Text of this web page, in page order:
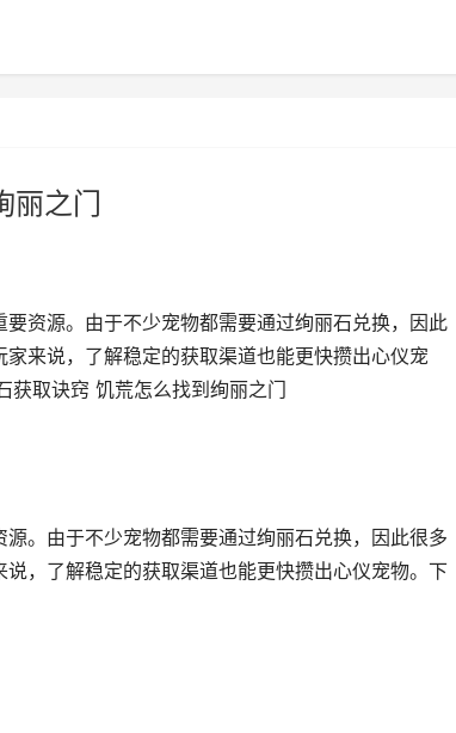
丽之门
资源。由于不少宠物都需要通过绚丽石兑换，因此
来说，了解稳定的获取渠道也能更快攒出心仪宠
获取诀窍 饥荒怎么找到绚丽之门
。由于不少宠物都需要通过绚丽石兑换，因此很多
，了解稳定的获取渠道也能更快攒出心仪宠物。下